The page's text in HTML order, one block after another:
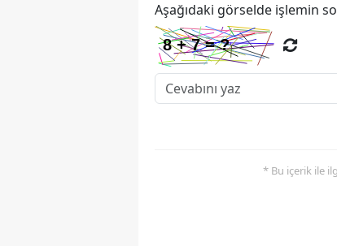
Aşağıdaki görselde işlemin
* Bu içerik ile